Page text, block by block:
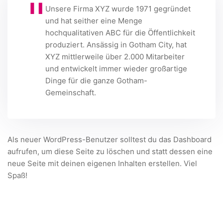
Unsere Firma XYZ wurde 1971 gegründet
und hat seither eine Menge
hochqualitativen ABC für die Öffentlichkeit
produziert. Ansässig in Gotham City, hat
XYZ mittlerweile über 2.000 Mitarbeiter
und entwickelt immer wieder großartige
Dinge für die ganze Gotham-
Gemeinschaft.
Als neuer WordPress-Benutzer solltest du das Dashboard
aufrufen, um diese Seite zu löschen und statt dessen eine
neue Seite mit deinen eigenen Inhalten erstellen. Viel
Spaß!